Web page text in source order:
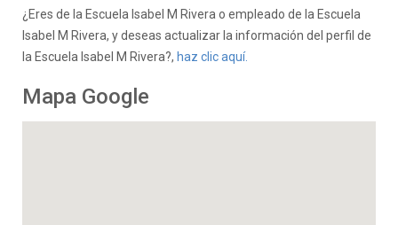
¿Eres de la Escuela Isabel M Rivera o empleado de la Escuela
Isabel M Rivera, y deseas actualizar la información del perfil de
la Escuela Isabel M Rivera?, haz clic aquí.
Mapa Google